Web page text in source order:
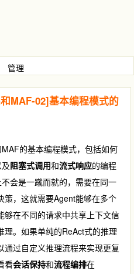
管理
MAF-02]基本编程模式的
的基本编程模式，包括如何
阻塞式调用和流式响应的编程
会是一蹴而就的，需要在同一
策，这就需要Agent能够在多个
够在不同的请求中共享上下文信
理。如果单纯的ReAct式的推理
通过自定义推理流程来实现更复
看会话保持和流程编排在